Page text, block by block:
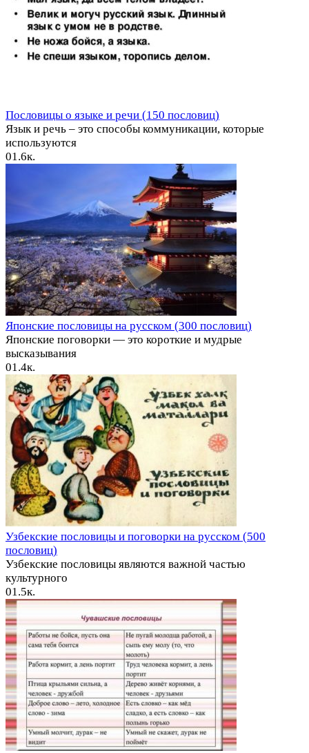
Пословицы о языке и речи (150 пословиц)
Язык и речь – это способы коммуникации, которые
используются
01.6к.
Японские пословицы на русском (300 пословиц)
Японские поговорки — это короткие и мудрые
высказывания
01.4к.
Узбекские пословицы и поговорки на русском (500
пословиц)
Узбекские пословицы являются важной частью
культурного
01.5к.